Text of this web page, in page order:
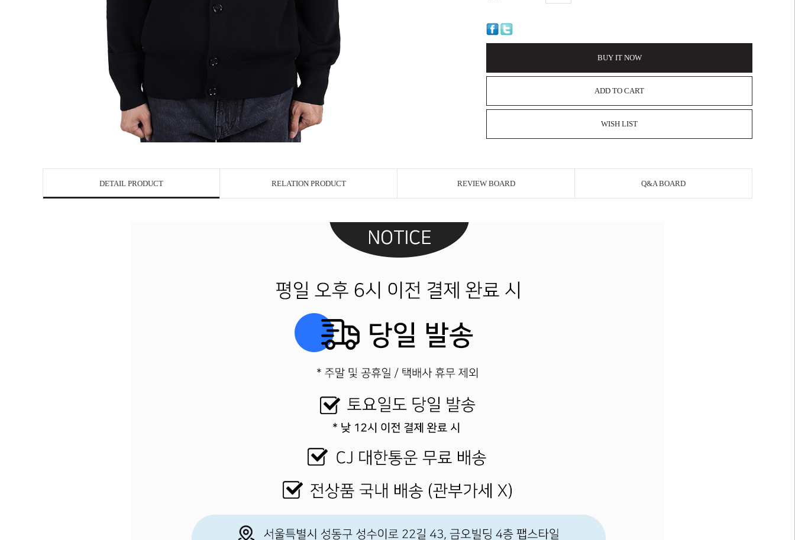
BUY IT NOW
ADD TO CART
WISH LIST
DETAIL PRODUCT RELATION PRODUCT REVIEW BOARD Q&A BOARD